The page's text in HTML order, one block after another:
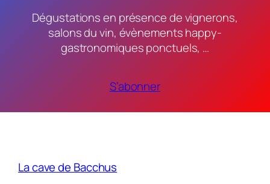
Dégustations en présence de vignerons,
salons du vin, évènements happy-
gastronomiques ponctuels, …
S’abonner
La cave de Bacchus